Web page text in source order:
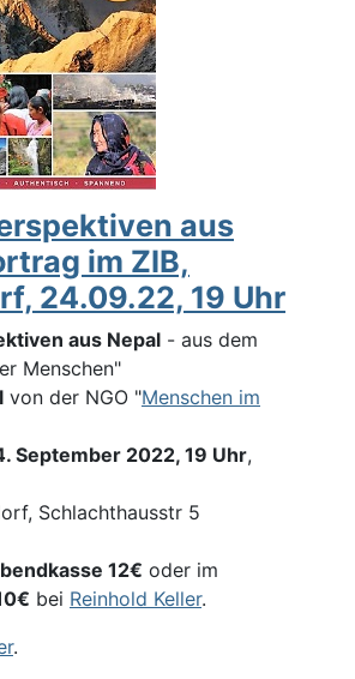
aus
im ZIB,
24.09.22, 19 Uhr
aus Nepal - aus dem
Menschen"
von der NGO "Menschen im
September 2022, 19 Uhr,
Schlachthausstr 5
12€ oder im
bei Reinhold Keller.
.